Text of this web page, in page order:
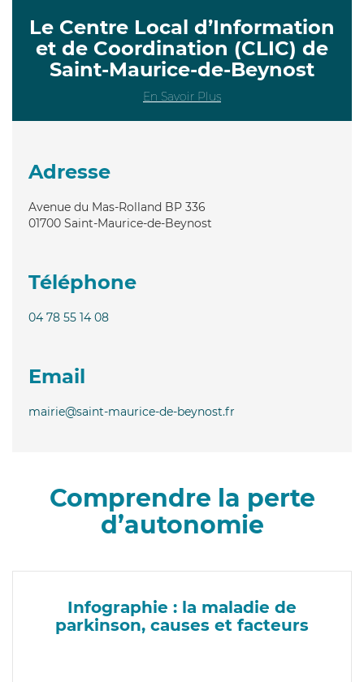
Le Centre Local d’Information
et de Coordination (CLIC) de
Saint-Maurice-de-Beynost
En Savoir Plus
Adresse
Avenue du Mas-Rolland BP 336
01700 Saint-Maurice-de-Beynost
Téléphone
04 78 55 14 08
Email
mairie@saint-maurice-de-beynost.fr
Comprendre la perte
d’autonomie
Infographie : la maladie de
parkinson, causes et facteurs